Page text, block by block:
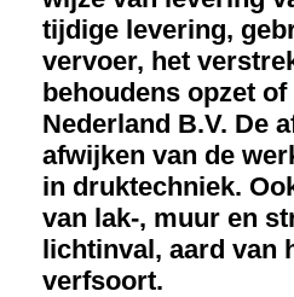
tijdige levering,
vervoer, het
behoudens opzet
Nederland B.V. De
afwijken van de
in druktechniek.
van lak-, muur en
lichtinval, aard van
verfsoort.